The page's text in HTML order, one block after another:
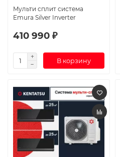
Мульти сплит система
Emura Silver Inverter
410 990 ₽
В корзину